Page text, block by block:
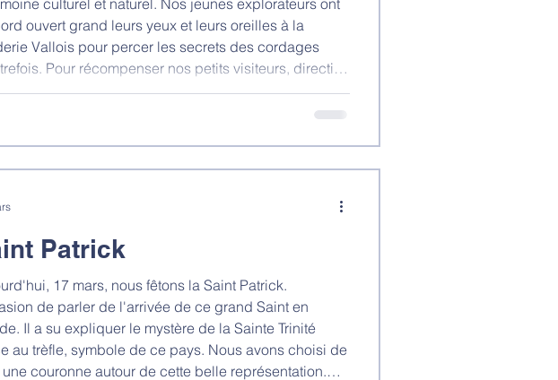
culturel et naturel. Nos jeunes explorateurs ont
ouvert grand leurs yeux et leurs oreilles à la
Vallois pour percer les secrets des cordages
Pour récompenser nos petits visiteurs, direction
des Compagnons ! Un joyeux pique-nique sous le
des courses dans l'herbe et de jolis moments de
Patrick
17 mars, nous fêtons la Saint Patrick.
de parler de l'arrivée de ce grand Saint en
Il a su expliquer le mystère de la Sainte Trinité
au trèfle, symbole de ce pays. Nous avons choisi de
couronne autour de cette belle représentation.